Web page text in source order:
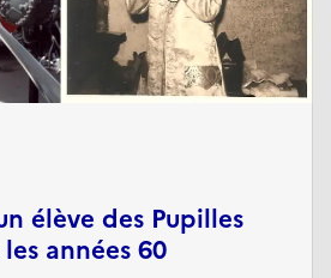
élève des Pupilles
années 60